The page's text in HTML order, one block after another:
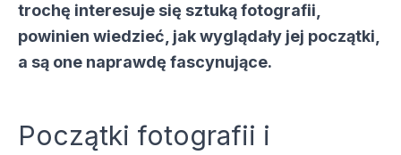
trochę interesuje się sztuką fotografii,
powinien wiedzieć, jak wyglądały jej początki,
a są one naprawdę fascynujące.
Początki fotografii i